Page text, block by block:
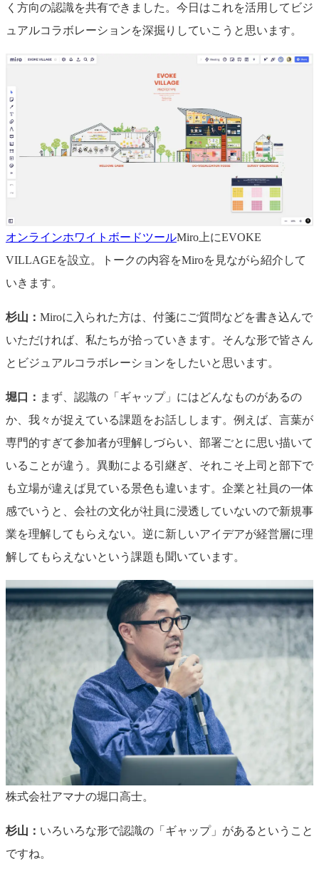
く方向の認識を共有できました。今日はこれを活用してビジ
ュアルコラボレーションを深掘りしていこうと思います。
オンラインホワイトボードツールMiro上にEVOKE
VILLAGEを設立。トークの内容をMiroを見ながら紹介して
いきます。
杉山： Miroに入られた方は、付箋にご質問などを書き込んで
いただければ、私たちが拾っていきます。そんな形で皆さん
とビジュアルコラボレーションをしたいと思います。
堀口： まず、認識の「ギャップ」にはどんなものがあるの
か、我々が捉えている課題をお話しします。例えば、言葉が
専門的すぎて参加者が理解しづらい、部署ごとに思い描いて
いることが違う。異動による引継ぎ、それこそ上司と部下で
も立場が違えば見ている景色も違います。企業と社員の一体
感でいうと、会社の文化が社員に浸透していないので新規事
業を理解してもらえない。逆に新しいアイデアが経営層に理
解してもらえないという課題も聞いています。
株式会社アマナの堀口高士。
杉山： いろいろな形で認識の「ギャップ」があるということ
ですね。